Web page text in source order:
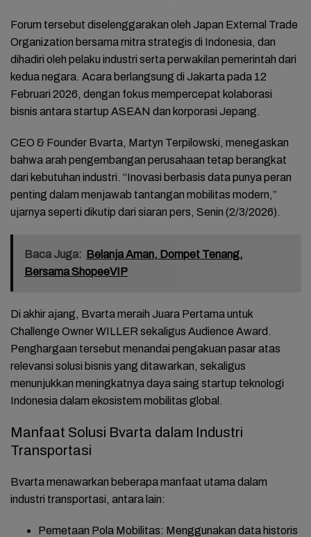
Forum tersebut diselenggarakan oleh Japan External Trade
Organization bersama mitra strategis di Indonesia, dan
dihadiri oleh pelaku industri serta perwakilan pemerintah dari
kedua negara. Acara berlangsung di Jakarta pada 12
Februari 2026, dengan fokus mempercepat kolaborasi
bisnis antara startup ASEAN dan korporasi Jepang.
CEO & Founder Bvarta, Martyn Terpilowski, menegaskan
bahwa arah pengembangan perusahaan tetap berangkat
dari kebutuhan industri. “Inovasi berbasis data punya peran
penting dalam menjawab tantangan mobilitas modern,”
ujarnya seperti dikutip dari siaran pers, Senin (2/3/2026).
Baca Juga: Belanja Aman, Dompet Tenang,
Bersama ShopeeVIP
Di akhir ajang, Bvarta meraih Juara Pertama untuk
Challenge Owner WILLER sekaligus Audience Award.
Penghargaan tersebut menandai pengakuan pasar atas
relevansi solusi bisnis yang ditawarkan, sekaligus
menunjukkan meningkatnya daya saing startup teknologi
Indonesia dalam ekosistem mobilitas global.
Manfaat Solusi Bvarta dalam Industri
Transportasi
Bvarta menawarkan beberapa manfaat utama dalam
industri transportasi, antara lain:
Pemetaan Pola Mobilitas: Menggunakan data historis